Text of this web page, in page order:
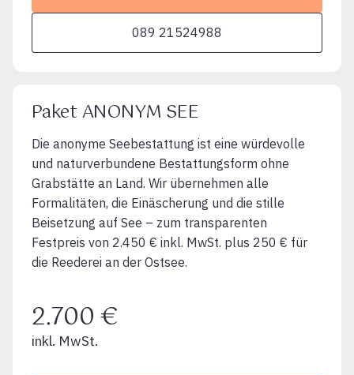
089 21524988
Paket ANONYM SEE
Die anonyme Seebestattung ist eine würdevolle
und naturverbundene Bestattungsform ohne
Grabstätte an Land. Wir übernehmen alle
Formalitäten, die Einäscherung und die stille
Beisetzung auf See – zum transparenten
Festpreis von 2.450 € inkl. MwSt. plus 250 € für
die Reederei an der Ostsee.
2.700 €
inkl. MwSt.